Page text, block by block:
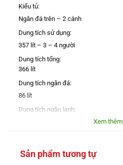
Kiểu tủ:
Ngăn đá trên – 2 cánh
Dung tích sử dụng:
357 lít – 3 – 4 người
Dung tích tổng:
366 lít
Dung tích ngăn đá:
86 lít
Dung tích ngăn lạnh:
Không có
Xem thêm
Sản phẩm tương tự